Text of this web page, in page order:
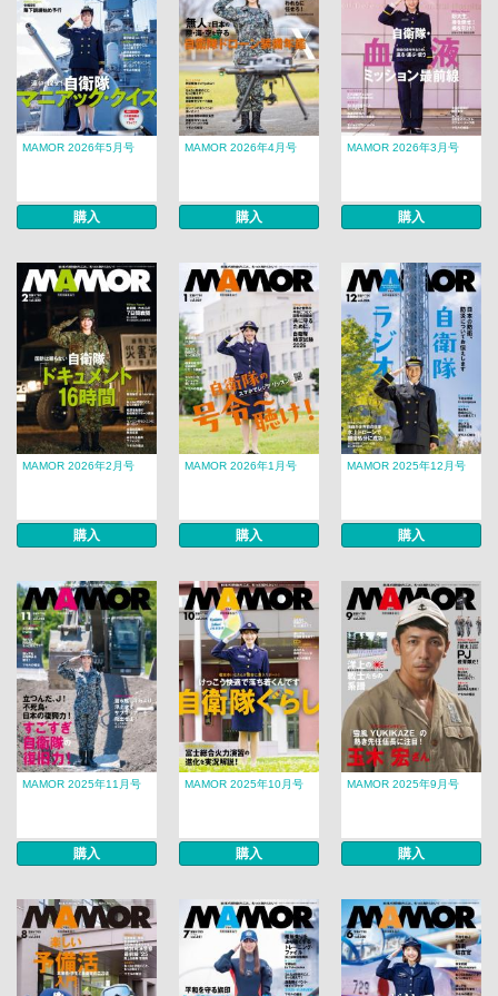
MAMOR 2026年5月号
購入
MAMOR 2026年4月号
購入
MAMOR 2026年3月号
購入
MAMOR 2026年2月号
購入
MAMOR 2026年1月号
購入
MAMOR 2025年12月号
購入
MAMOR 2025年11月号
購入
MAMOR 2025年10月号
購入
MAMOR 2025年9月号
購入